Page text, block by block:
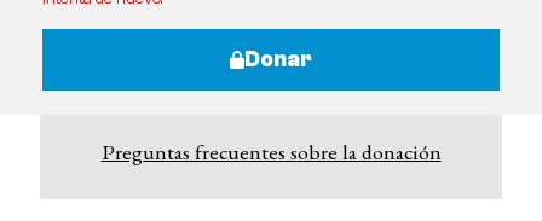
Donar
Preguntas frecuentes sobre la donación